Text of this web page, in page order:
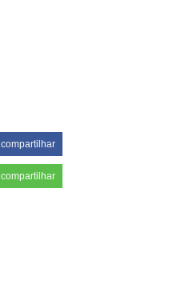
compartilhar
compartilhar